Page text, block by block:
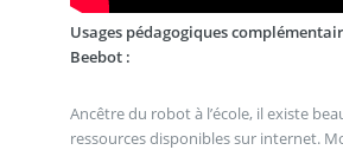
Usages pédagogiques
Beebot :
Ancêtre du robot à l’école, il existe
ressources disponibles sur internet.